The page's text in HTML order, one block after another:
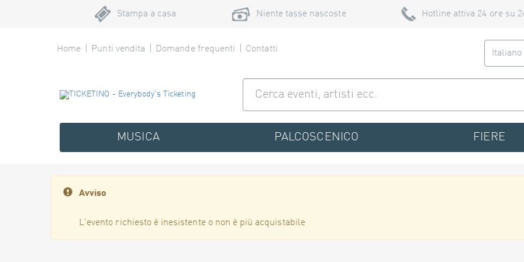
Stampa a casa Niente tasse nascoste Hotline attiva 24 ore su
Home Punti vendita Domande frequenti Contatti Italiano
MUSICA PALCOSCENICO FIERE
Avviso
L'evento richiesto è inesistente o non è più acquistabile